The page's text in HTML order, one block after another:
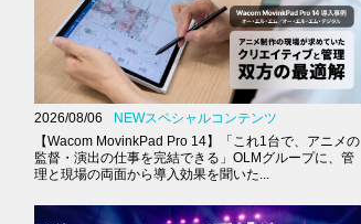
2026/08/06
NEWスペシャルコンテンツ
【Wacom MovinkPad Pro 14】「これ1台で、アニメの
監督・演出の仕事を完結できる」OLMグループに、管
理と現場の両面から導入効果を聞いた...